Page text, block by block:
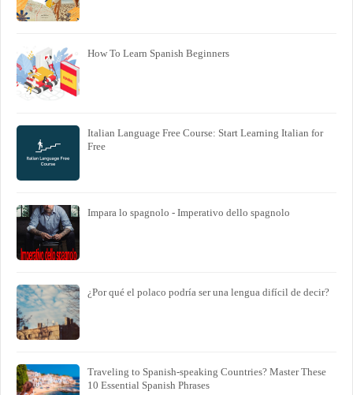
How To Learn Spanish Beginners
Italian Language Free Course: Start Learning Italian for
Free
Impara lo spagnolo - Imperativo dello spagnolo
¿Por qué el polaco podría ser una lengua difícil de decir?
Traveling to Spanish-speaking Countries? Master These
10 Essential Spanish Phrases